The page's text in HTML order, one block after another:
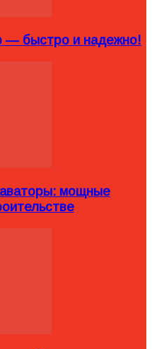
— быстро и надежно!
мощные